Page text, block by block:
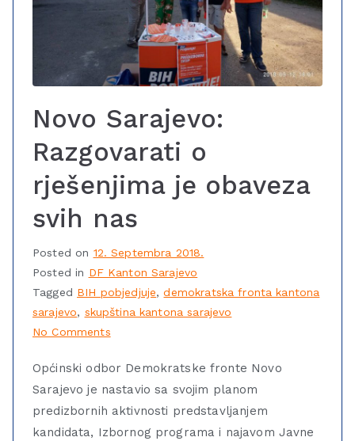
Novo Sarajevo:
Razgovarati o
rješenjima je obaveza
svih nas
Posted on 12. Septembra 2018.
Posted in DF Kanton Sarajevo
Tagged BIH pobjedjuje,demokratska fronta kantona
sarajevo, skupština kantona sarajevo
No Comments
Općinski odbor Demokratske fronte Novo
Sarajevo je nastavio sa svojim planom
predizbornih aktivnosti predstavljanjem
kandidata, Izbornog programa i najavom Javne